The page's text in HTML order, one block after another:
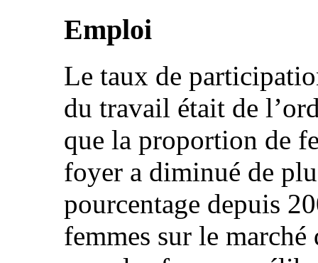
Emploi
Le taux de
du travail était de
que la proportion de
foyer a diminué de
pourcentage depuis
femmes sur le